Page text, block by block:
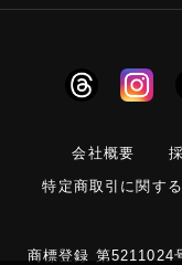
会社概要
特定商取引に関す
商標登録 第5211024